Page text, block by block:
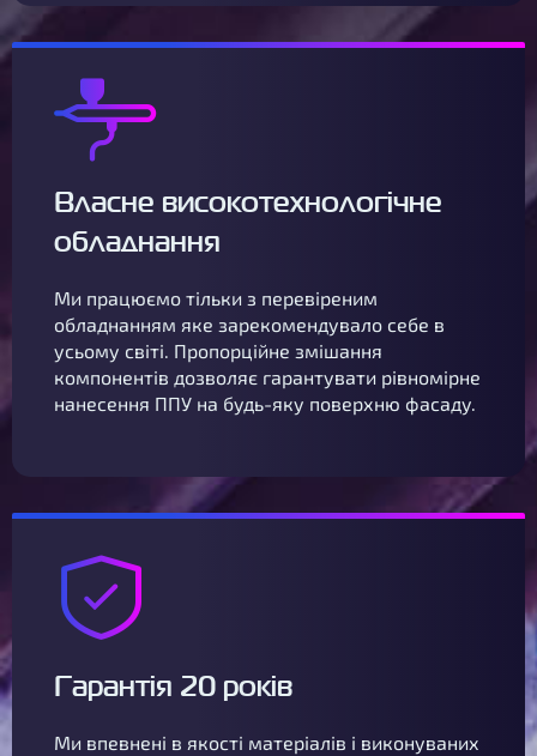
Власне високотехнологічне
обладнання
Ми працюємо тільки з перевіреним
обладнанням яке зарекомендувало себе в
усьому світі. Пропорційне змішання
компонентів дозволяє гарантувати рівномірне
нанесення ППУ на будь-яку поверхню фасаду.
Гарантія 20 років
Ми впевнені в якості матеріалів і виконуваних